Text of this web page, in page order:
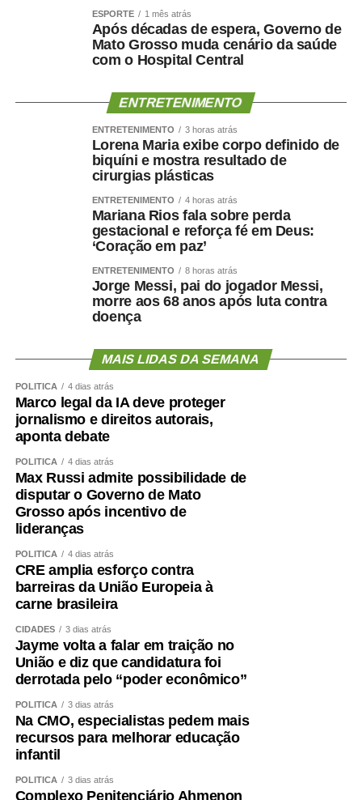
O empresário também afirmou que não pretende
naturalizar o episódio como parte da disputa eleitoral.
“Não faço política dessa maneira e não aceitarei
Ao concluir, Maluf disse que deixa a situação com a
consciência tranquila e atribuiu a responsabilidade pela
decisão aos responsáveis pela mudança.
rigorosamente aquilo que assumi. Outros terão de
responder pelas escolhas que fizeram e pela maneira
como decidiram fazê-las.”
Nota na íntegra:
Política se faz com responsabilidade, compromisso,
Wellington Fagundes e o Partido Liberal de Mato Grosso
demonstraram enorme dificuldade em compreender o
significado desses princípios – o que só contribui para
apodrecer a boa política.
Aceitei o convite para integrar, como candidato a vice-
governador, a chapa liderada pelo senador Wellington
Fagundes. A decisão não foi fruto de uma conversa
informal ou de uma possibilidade lançada ao acaso. Foi
uma escolha política apresentada, construída e
formalizada dentro do processo partidário, inclusive com
a realização da convenção.
A partir dessa decisão, compromissos foram assumidos,
pessoas foram mobilizadas, estratégias foram definidas e
todo um projeto de campanha começou a ser estruturado.
Fiz isso de boa-fé, acreditando na palavra empenhada e
na seriedade de uma decisão tomada por quem pretende
governar Mato Grosso.
Hoje fui comunicado pelo senador Wellington Fagundes
de que outro nome será indicado para ocupar a vaga de
vice.
ESPORTE 1 mês atrás
Após décadas de espera, Governo de
Mato Grosso muda cenário da saúde
com o Hospital Central
ENTRETENIMENTO
ENTRETENIMENTO 3 horas atrás
Lorena Maria exibe corpo definido de
biquíni e mostra resultado de
cirurgias plásticas
ENTRETENIMENTO 4 horas atrás
Mariana Rios fala sobre perda
gestacional e reforça fé em Deus:
‘Coração em paz’
ENTRETENIMENTO 8 horas atrás
Jorge Messi, pai do jogador Messi,
morre aos 68 anos após luta contra
doença
MAIS LIDAS DA SEMANA
POLÍTICA 4 dias atrás
Marco legal da IA deve proteger
jornalismo e direitos autorais,
aponta debate
POLÍTICA 4 dias atrás
Max Russi admite possibilidade de
disputar o Governo de Mato
Grosso após incentivo de
lideranças
POLÍTICA 4 dias atrás
CRE amplia esforço contra
barreiras da União Europeia à
carne brasileira
CIDADES 3 dias atrás
Jayme volta a falar em traição no
União e diz que candidatura foi
derrotada pelo “poder econômico”
POLÍTICA 3 dias atrás
Na CMO, especialistas pedem mais
recursos para melhorar educação
infantil
POLÍTICA 3 dias atrás
Complexo Penitenciário Ahmenon